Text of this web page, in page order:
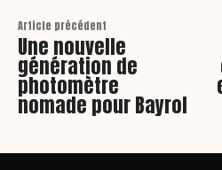
Article précédent
Une nouvelle
génération de
photomètre
nomade pour Bayrol